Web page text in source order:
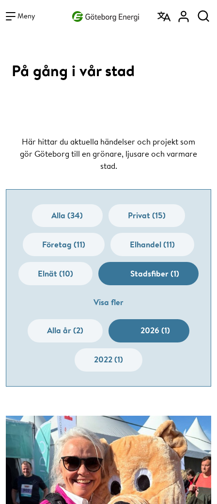
Meny
På gång i vår stad
Här hittar du aktuella händelser och projekt som
gör Göteborg till en grönare, ljusare och varmare
stad.
Alla (34) Privat (15)
Företag (11) Elhandel (11)
Elnät (10) Stadsfiber (1)
Visa fler
Alla år (2) 2026 (1)
2022 (1)